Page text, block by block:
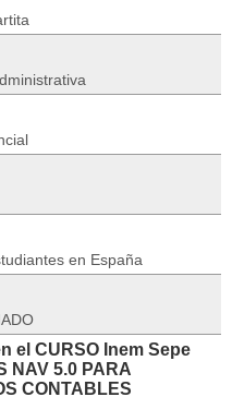
en España
el CURSO Inem Sepe
NAV 5.0 PARA
CONTABLES